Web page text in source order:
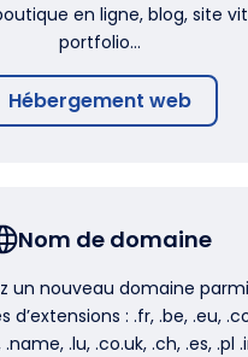
en ligne, blog, site
portfolio…
Hébergement web
Nom de domaine
un nouveau domaine
d’extensions : .fr, .be, .eu,
.lu, .co.uk, .ch, .es, .pl